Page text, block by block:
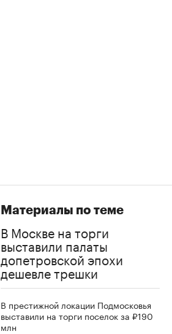
Материалы по теме
В Москве на торги
выставили палаты
допетровской эпохи
дешевле трешки
В престижной локации Подмосковья
выставили на торги поселок за ₽190
млн